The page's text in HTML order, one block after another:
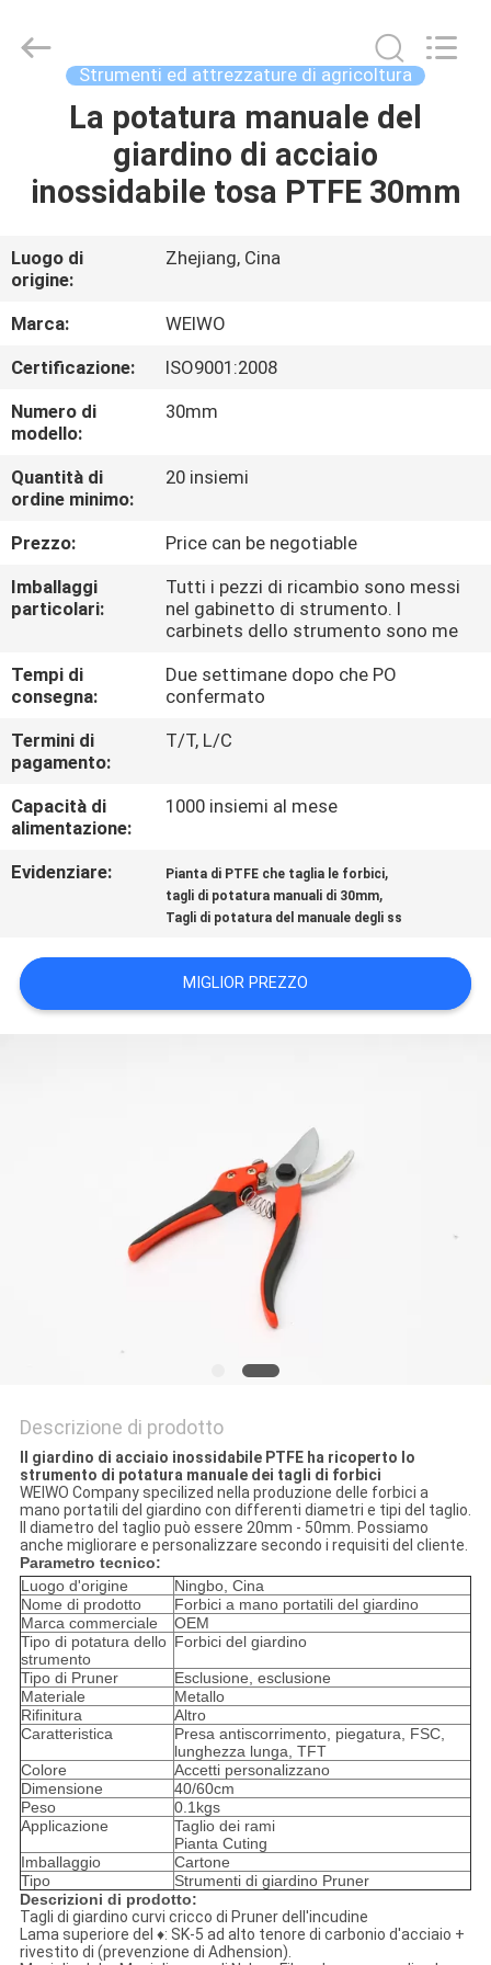
CASA
PRODOTTI
CIRCA
NOI
GIRO
DELLA
FABBRICA
CONTROLLO
DI
QUALITÀ
UNA
CITAZIONE
MAPPA
PRIVACY
Electromechanical
Tech
Strumenti ed attrezzature di agricoltura
La potatura manuale del
giardino di acciaio
inossidabile tosa PTFE 30mm
Luogo di
origine:
Zhejiang, Cina
Marca:
WEIWO
Certificazione:
ISO9001:2008
Numero di
modello:
30mm
Quantità di
ordine minimo:
20 insiemi
Prezzo:
Price can be negotiable
Imballaggi
particolari:
Tutti i pezzi di ricambio sono messi
nel gabinetto di strumento. I
carbinets dello strumento sono me
Tempi di
consegna:
Due settimane dopo che PO
confermato
Termini di
pagamento:
T/T, L/C
Capacità di
alimentazione:
1000 insiemi al mese
Evidenziare: Pianta di PTFE che taglia le forbici,
tagli di potatura manuali di 30mm,
Tagli di potatura del manuale degli ss
MIGLIOR PREZZO
Descrizione di prodotto
Il giardino di acciaio inossidabile PTFE ha ricoperto lo
strumento di potatura manuale dei tagli di forbici
WEIWO Company specilized nella produzione delle forbici a
mano portatili del giardino con differenti diametri e tipi del taglio.
Il diametro del taglio può essere 20mm - 50mm. Possiamo
anche migliorare e personalizzare secondo i requisiti del cliente.
Parametro tecnico:
Luogo d'origine
Ningbo, Cina
Nome di prodotto
Forbici a mano portatili del giardino
Marca commerciale
OEM
Tipo di potatura dello
strumento
Forbici del giardino
Tipo di Pruner
Esclusione, esclusione
Materiale
Metallo
Rifinitura
Altro
Caratteristica
Presa antiscorrimento, piegatura, FSC,
lunghezza lunga, TFT
Colore
Accetti personalizzano
Dimensione
40/60cm
Peso
0.1kgs
Applicazione
Taglio dei rami
Pianta Cuting
Imballaggio
Cartone
Tipo
Strumenti di giardino Pruner
Descrizioni di prodotto:
Tagli di giardino curvi cricco di Pruner dell'incudine
Lama superiore del ♦: SK-5 ad alto tenore di carbonio d'acciaio +
rivestito di (prevenzione di Adhension).